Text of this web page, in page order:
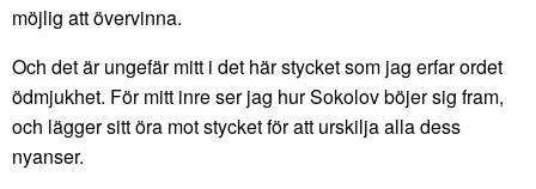
möjlig att övervinna.
Och det är ungefär mitt i det här stycket som jag erfar ordet
ödmjukhet. För mitt inre ser jag hur Sokolov böjer sig fram,
och lägger sitt öra mot stycket för att urskilja alla dess
nyanser.